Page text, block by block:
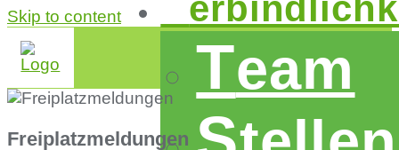
Skip to content
team
Freiplatzmeldungen